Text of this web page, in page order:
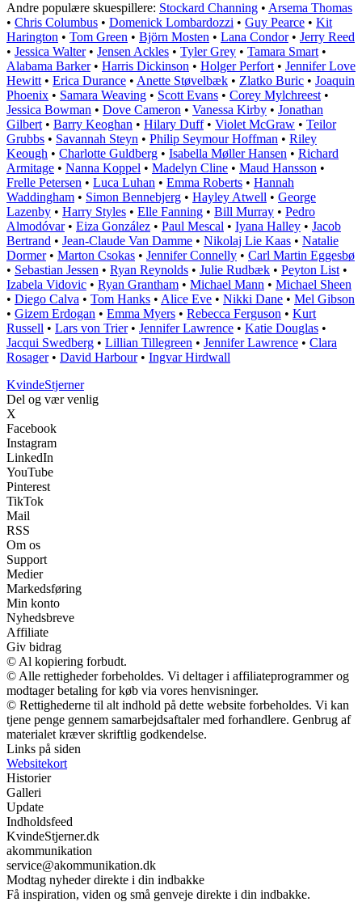
Andre populære skuespillere: Stockard Channing • Arsema Thomas
• Chris Columbus • Domenick Lombardozzi • Guy Pearce • Kit
Harington • Tom Green • Björn Mosten • Lana Condor• Jerry Reed
• Jessica Walter• Jensen Ackles • Tyler Grey • Tamara Smart •
Alabama Barker• Harris Dickinson • Holger Perfort • Jennifer Love
Hewitt • Erica Durance • Anette Støvelbæk • Zlatko Buric • Joaquin
Phoenix • Samara Weaving • Scott Evans • Corey Mylchreest •
Jessica Bowman • Dove Cameron • Vanessa Kirby • Jonathan
Gilbert • Barry Keoghan • Hilary Duff• Violet McGraw • Teilor
Grubbs • Savannah Steyn • Philip Seymour Hoffman • Riley
Keough • Charlotte Guldberg • Isabella Møller Hansen • Richard
Armitage • Nanna Koppel • Madelyn Cline • Maud Hansson •
Frelle Petersen • Luca Luhan • Emma Roberts • Hannah
Waddingham • Simon Bennebjerg • Hayley Atwell • George
Lazenby • Harry Styles • Elle Fanning • Bill Murray • Pedro
Almodóvar• Eiza González • Paul Mescal • Iyana Halley • Jacob
Bertrand • Jean-Claude Van Damme • Nikolaj Lie Kaas • Natalie
Dormer• Marton Csokas • Jennifer Connelly • Carl Martin Eggesbø
• Sebastian Jessen • Ryan Reynolds • Julie Rudbæk • Peyton List •
Izabela Vidovic • Ryan Grantham • Michael Mann • Michael Sheen
• Diego Calva • Tom Hanks • Alice Eve • Nikki Dane • Mel Gibson
• Gizem Erdogan • Emma Myers • Rebecca Ferguson • Kurt
Russell • Lars von Trier• Jennifer Lawrence • Katie Douglas •
Jacqui Swedberg • Lillian Tillegreen • Jennifer Lawrence • Clara
Rosager• David Harbour• Ingvar Hirdwall
KvindeStjerner
Del og vær venlig
X
Facebook
Instagram
LinkedIn
YouTube
Pinterest
TikTok
Mail
RSS
Om os
Support
Medier
Markedsføring
Min konto
Nyhedsbreve
Affiliate
Giv bidrag
© Al kopiering forbudt.
© Alle rettigheder forbeholdes. Vi deltager i affiliateprogrammer og
modtager betaling for køb via vores henvisninger.
© Rettighederne til alt indhold på dette website forbeholdes. Vi kan
tjene penge gennem samarbejdsaftaler med forhandlere. Genbrug af
materialet kræver skriftlig godkendelse.
Links på siden
Websitekort
Historier
Galleri
Update
Indholdsfeed
KvindeStjerner.dk
akommunikation
service@akommunikation.dk
Modtag nyheder direkte i din indbakke
Få inspiration, viden og små genveje direkte i din indbakke.